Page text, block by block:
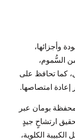
وأجزائها،
السُّموم،
كما تحافظ على
إعادة امتصاصها.
ومحفظة بومان عبر
ارتشاحٍ جيدٍ
الكلوية،